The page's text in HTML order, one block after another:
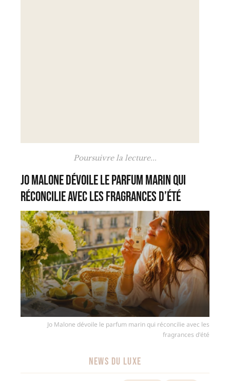
Poursuivre la lecture...
Jo Malone dévoile le parfum marin qui
réconcilie avec les fragrances d’été
Jo Malone dévoile le parfum marin qui réconcilie avec les
fragrances d'été
NEWS DU LUXE